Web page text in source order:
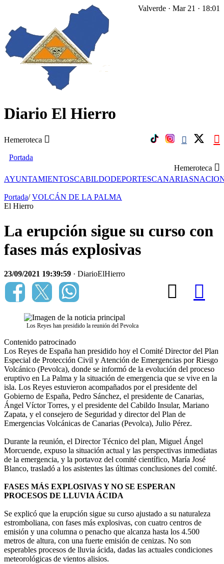
Diario El Hierro
Hemeroteca
Valverde · Mar 21 · 18:01
Portada
Hemeroteca
AYUNTAMIENTOSCABILDODEPORTESCANARIAS
Portada/ VOLCÁN DE LA PALMA
El Hierro
La erupción sigue su curso con
fases más explosivas
23/09/2021 19:39:59 · DiarioElHierro
Los Reyes han presidido la reunión del Pevolca
Contenido patrocinado
Los Reyes de España han presidido hoy el Comité Director del Plan
Especial de Protección Civil y Atención de Emergencias por Riesgo
Volcánico (Pevolca), donde se informó de la evolución del proceso
eruptivo en La Palma y la situación de emergencia que se vive en la
isla. Los Reyes estuvieron acompañados por el presidente del
Gobierno de España, Pedro Sánchez, el presidente de Canarias,
Ángel Víctor Torres, y el presidente del Cabildo Insular, Mariano
Zapata, y el consejero de Seguridad y director del Plan de
Emergencias Volcánicas de Canarias (Pevolca), Julio Pérez.
Durante la reunión, el Director Técnico del plan, Miguel Ángel
Morcuende, expuso la situación actual y las perspectivas inmediatas
de la emergencia, y la portavoz del comité científico, María José
Blanco, trasladó a los asistentes las últimas conclusiones del comité.
FASES MÁS EXPLOSIVAS Y NO SE ESPERAN
PROCESOS DE LLUVIA ÁCIDA
Se explicó que la erupción sigue su curso ajustado a su naturaleza
estromboliana, con fases más explosivas, con cuatro centros de
emisión y una columna o penacho que alcanza hasta los 4.500
metros de altura, con una fuerte emisión de cenizas. No son
esperables procesos de lluvia ácida, dadas las actuales condiciones
meteorológicas de vientos alisios.